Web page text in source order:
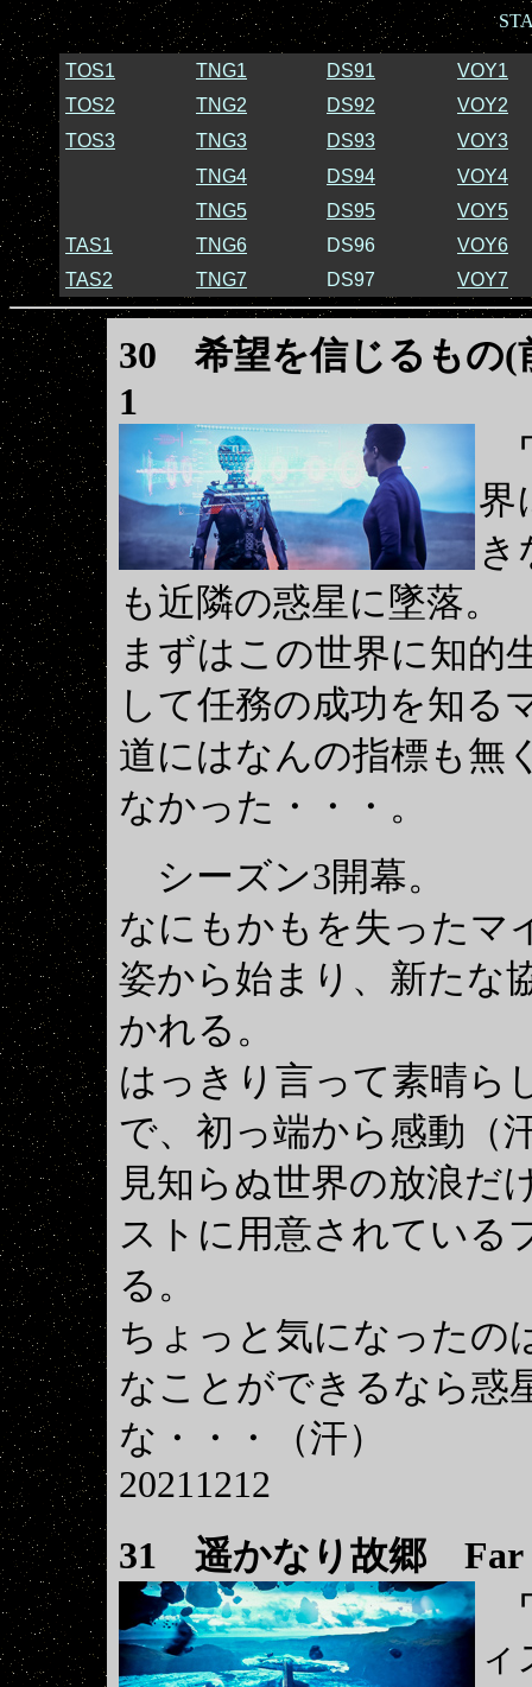
TOS1 TNG1 DS91
VOY1
TOS2
TNG2 DS92
VOY2
TOS3
TNG3 DS93
VOY3
TNG4
DS94
VOY4
TNG5
DS95
VOY5
TAS1
TNG6 DS96
VOY6
TAS2
TNG7 DS97 VOY7
30 希望を信じるもの
1
界
き
も近隣の惑星に墜落。
まずはこの世界に知的
して任務の成功を知る
道にはなんの指標も無
なかった・・・。
シーズン3開幕。
なにもかもを失ったマ
姿から始まり、新たな
かれる。
はっきり言って素晴ら
で、初っ端から感動（
見知らぬ世界の放浪だ
ストに用意されている
る。
ちょっと気になったの
なことができるなら惑
な・・・（汗）
20211212
31 遥かなり故郷 Far